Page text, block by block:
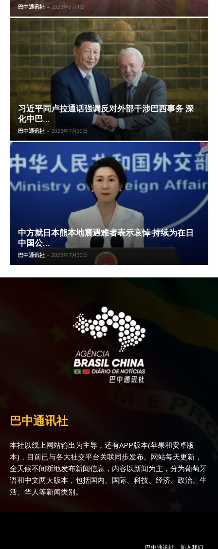
巴中通讯社 - 2026年8月1日
习近平同卢拉通话强调反对外部干涉巴西事务 深
化中巴...
巴中通讯社 - 2026年7月30日
中方就日本熊本地震遇难者表示哀悼 持续为在日
中国公...
巴中通讯社 - 2026年7月30日
巴中通讯社
本社以线上网站输出为主导，还有APP版本(苹果和安卓版
本)，目前已与各大社交平台关联同步发布。网站每天更新，
全天候不间断地发布新闻信息，内容以新闻为主，分为葡萄牙
语和中文两大版本，包括国内、国际、科技、经济、政治、生
活、华人等新闻类别。
巴中通讯社 加入我们